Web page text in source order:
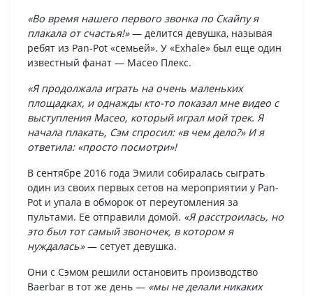
«Во время нашего первого звонка по Скайпу я
плакала от счастья!»— делится девушка, называя
ребят из Pan-Pot «семьей». У «Exhale» был еще один
известный фанат — Масео Плекс.
«Я продолжала играть на очень маленьких
площадках, и однажды кто-то показал мне видео с
выступления Масео, который играл мой трек. Я
начала плакать, Сэм спросил: «в чем дело?» И я
ответила: «просто посмотри»!
В сентябре 2016 года Эмили собиралась сыграть
один из своих первых сетов на мероприятии у Pan-
Pot и упала в обморок от переутомления за
пультами. Ее отправили домой. «Я расстроилась, но
это был тот самый звоночек, в котором я
нуждалась»— сетует девушка.
Они с Сэмом решили остановить производство
Baerbar в тот же день — «мы не делали никаких